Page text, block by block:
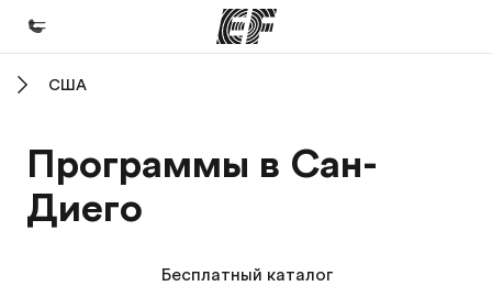
Программы
Все курсы и программы EF
США
Программы в Сан-
Диего
Бесплатный каталог